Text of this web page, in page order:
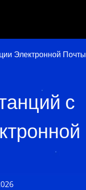
Электронной Почты
с